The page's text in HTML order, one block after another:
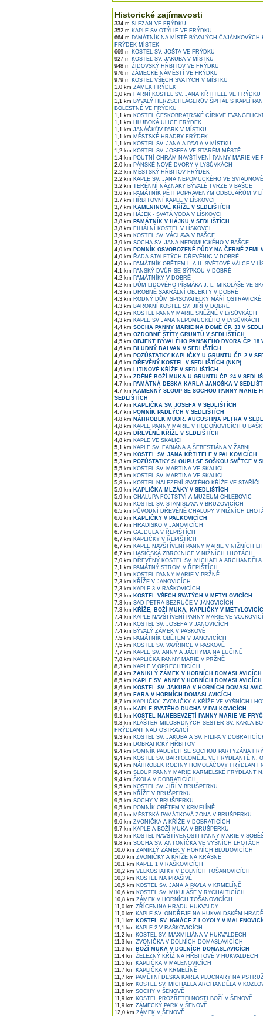
Historické zajímavosti
334 m SLEZAN VE FRÝDKU
352 m KAPLE SV OTÝLIE VE FRÝDKU
664 m PAMÁTNÍK NA MÍSTĚ BÝVALÝCH ČAJÁNKOVÝCH
FRÝDEK-MÍSTEK
669 m KOSTEL SV. JOŠTA VE FRÝDKU
927 m KOSTEL SV. JAKUBA V MÍSTKU
948 m ŽIDOVSKÝ HŘBITOV VE FRÝDKU
976 m ZÁMECKÉ NÁMĚSTÍ VE FRÝDKU
979 m KOSTEL VŠECH SVATÝCH V MÍSTKU
1,0 km ZÁMEK FRÝDEK
1,0 km FARNÍ KOSTEL SV. JANA KŘTITELE VE FRÝDKU
1,1 km BÝVALÝ HERZSCHLÁGERŮV ŠPITÁL S KAPLÍ
BOLESTNÉ VE FRÝDKU
1,1 km KOSTEL ČESKOBRATRSKÉ CÍRKVE
1,1 km HLUBOKÁ ULICE FRÝDEK
1,1 km JANÁČKŮV PARK V MÍSTKU
1,1 km MĚSTSKÉ HRADBY FRÝDEK
1,1 km KOSTEL SV. JANA A PAVLA V MÍSTKU
1,2 km KOSTEL SV. JOSEFA VE STARÉM MĚSTĚ
1,4 km POUTNÍ CHRÁM NAVŠTÍVENÍ PANNY MARIE VE
2,0 km PÁNSKÉ NOVÉ DVORY V LYSŮVKÁCH
2,2 km MĚSTSKÝ HŘBITOV FRÝDEK
2,2 km KAPLE SV. JANA NEPOMUCKÉHO VE SVIADNOVĚ
3,2 km TERÉNNÍ NÁZNAKY BÝVALÉ TVRZE V BAŠCE
3,6 km PAMÁTNÍK PĚTI POPRAVENÝM ODBOJÁŘŮM V
3,7 km HŘBITOVNÍ KAPLE V LÍSKOVCI
3,7 km KAMENINOVÉ KŘÍŽE V SEDLIŠTÍCH
3,8 km HÁJEK - SVATÁ VODA V LÍSKOVCI
3,8 km PAMÁTNÍK V HÁJKU V SEDLIŠTÍCH
3,8 km FILIÁLNÍ KOSTEL V LÍSKOVCI
3,9 km KOSTEL SV. VÁCLAVA V BAŠCE
3,9 km SOCHA SV. JANA NEPOMUCKÉHO V BAŠCE
4,0 km POMNÍK OSVOBOZENÉ PŮDY NA ČERNÉ ZEMI
4,0 km ŘADA STALETÝCH DŘEVĚNIC V DOBRÉ
4,0 km PAMÁTNÍK OBĚTEM I. A II. SVĚTOVÉ VÁLCE V
4,1 km PANSKÝ DVŮR SE SÝPKOU V DOBRÉ
4,2 km PAMÁTNÍKY V DOBRÉ
4,2 km DŮM LIDOVÉHO PÍSMÁKA J. L. MIKOLÁŠE VE
4,3 km DROBNÉ SAKRÁLNÍ OBJEKTY V DOBRÉ
4,3 km RODNÝ DŮM SPISOVATELKY MÁŘÍ
4,3 km BAROKNÍ KOSTEL SV. JIŘÍ V DOBRÉ
4,3 km KOSTEL PANNY MARIE SNĚŽNÉ V LYSŮVKÁCH
4,3 km KAPLE SV JANA NEPOMUCKÉHO V LYSŮVKÁCH
4,4 km SOCHA PANNY MARIE NA DOMĚ ČP. 33 V
4,5 km OZDOBNÉ ŠTÍTY GRUNTŮ V SEDLIŠTÍCH
4,5 km OBJEKT BÝVALÉHO PANSKÉHO DVORA ČP. 18
4,6 km BLUDNÝ BALVAN V SEDLIŠTÍCH
4,6 km POZŮSTATKY KAPLIČKY U GRUNTU ČP. 2 V
4,6 km DŘEVĚNÝ KOSTEL V SEDLIŠTÍCH (NKP)
4,6 km LITINOVÉ KŘÍŽE V SEDLIŠTÍCH
4,7 km ZDĚNÉ BOŽÍ MUKA U GRUNTU ČP. 24 V
4,7 km PAMÁTNÁ DESKA KARLA JANOŠKA V
4,7 km KAMENNÝ SLOUP SE SOCHOU PANNY MARIE
SEDLIŠTÍCH
4,7 km KAPLIČKA SV. JOSEFA V SEDLIŠTÍCH
4,7 km POMNÍK PADLÝCH V SEDLIŠTÍCH
4,8 km NÁHROBEK MUDR. AUGUSTINA PETRA V
4,8 km KAPLE PANNY MARIE V HODOŇOVICÍCH U
4,8 km DŘEVĚNÉ KŘÍŽE V SEDLIŠTÍCH
4,8 km KAPLE VE SKALICI
5,1 km KAPLE SV. FABIÁNA A ŠEBESTIÁNA V ŽABNI
5,2 km KOSTEL SV. JANA KŘTITELE V PALKOVICÍCH
5,3 km POZŮSTATKY SLOUPU SE SOŠKOU SVĚTCE V
5,5 km KOSTEL SV. MARTINA VE SKALICI
5,5 km KOSTEL SV. MARTINA VE SKALICI
5,8 km KOSTEL NALEZENÍ SVATÉHO KŘÍŽE VE STAŘÍČI
5,9 km KAPLIČKA MLZÁKY V SEDLIŠTÍCH
5,9 km CHALUPA FOJTSTVÍ A MUZEUM CHLEBOVIC
6,0 km KOSTEL SV. STANISLAVA V BRUZOVICÍCH
6,5 km PŮVODNÍ DŘEVĚNÉ CHALUPY V NIŽNÍCH
6,6 km KAPLIČKY V PALKOVICÍCH
6,7 km HRADISKO V JANOVICÍCH
6,7 km GAJDULA V ŘEPIŠTÍCH
6,7 km KAPLIČKY V ŘEPIŠTÍCH
6,7 km KAPLE NAVŠTÍVENÍ PANNY MARIE V NIŽNÍCH
6,7 km HASIČSKÁ ZBROJNICE V NIŽNÍCH LHOTÁCH
7,0 km DŘEVĚNÝ KOSTEL SV. MICHAELA
7,1 km PAMÁTNÝ STROM V ŘEPIŠTÍCH
7,1 km KOSTEL PANNY MARIE V PRŽNĚ
7,3 km KŘÍŽE V JANOVICÍCH
7,3 km KAPLE 3 V RAŠKOVICÍCH
7,3 km KOSTEL VŠECH SVATÝCH V METYLOVICÍCH
7,3 km SAD PETRA BEZRUČE V JANOVICÍCH
7,3 km KŘÍŽE, BOŽÍ MUKA, KAPLIČKY V
7,4 km KAPLE NAVŠTÍVENÍ PANNY MARIE VE
7,4 km KOSTEL SV. JOSEFA V JANOVICÍCH
7,4 km BÝVALÝ ZÁMEK V PASKOVĚ
7,5 km PAMÁTNÍK OBĚTEM V JANOVICÍCH
7,5 km KOSTEL SV. VAVŘINCE V PASKOVĚ
7,7 km KAPLE SV. ANNY A JÁCHYMA NA LUČINĚ
7,8 km KAPLIČKA PANNY MARIE V PRŽNĚ
8,3 km KAPLE V OPRECHTICÍCH
8,4 km ZANIKLÝ ZÁMEK V HORNÍCH DOMASLAVICÍCH
8,5 km KAPLE SV. ANNY V HORNÍCH DOMASLAVICÍCH
8,6 km KOSTEL SV. JAKUBA V HORNÍCH
8,6 km FARA V HORNÍCH DOMASLAVICÍCH
8,7 km KAPLIČKY, ZVONIČKY A KŘÍŽE VE VYŠNÍCH
8,9 km KAPLE SVATÉHO DUCHA V PALKOVICÍCH
9,1 km KOSTEL NANEBEVZETÍ PANNY MARIE VE
9,3 km KLÁŠTER MILOSRDNÝCH SESTER SV. KARLA
FRÝDLANT NAD OSTRAVICÍ
9,3 km KOSTEL SV. JAKUBA A SV. FILIPA V
9,3 km DOBRATICKÝ HŘBITOV
9,4 km POMNÍK PADLÝCH SE SOCHOU PARTYZÁNA
9,4 km KOSTEL SV. BARTOLOMĚJE VE FRÝDLANTĚ N.
9,4 km NÁHROBEK RODINY HOMOLÁČOVY FRÝDLANT
9,4 km SLOUP PANNY MARIE KARMELSKÉ FRÝDLANT
9,4 km ŠKOLA V DOBRATICÍCH
9,5 km KOSTEL SV. JIŘÍ V BRUŠPERKU
9,5 km KŘÍŽE V BRUŠPERKU
9,5 km SOCHY V BRUŠPERKU
9,5 km POMNÍK OBĚTEM V KRMELÍNĚ
9,6 km MĚSTSKÁ PAMÁTKOVÁ ZONA V BRUŠPERKU
9,6 km ZVONIČKA A KŘÍŽE V DOBRATICÍCH
9,7 km KAPLE A BOŽÍ MUKA V BRUŠPERKU
9,8 km KOSTEL NAVŠTÍVENOSTI PANNY MARIE V
9,8 km SOCHA SV. ANTONÍČKA VE VYŠNÍCH LHOTÁCH
10,0 km ZANIKLÝ ZÁMEK V HORNÍCH BLUDOVICÍCH
10,0 km ZVONIČKY A KŘÍŽE NA KRÁSNÉ
10,1 km KAPLE 1 V RAŠKOVICÍCH
10,2 km VELKOSTATKY V DOLNÍCH TOŠANOVICÍCH
10,3 km KOSTEL NA PRAŠIVÉ
10,5 km KOSTEL SV. JANA A PAVLA V KRMELÍNĚ
10,6 km KOSTEL SV. MIKULÁŠE V RYCHALTICÍCH
10,8 km ZÁMEK V HORNÍCH TOŠANOVICÍCH
11,0 km ZŘÍCENINA HRADU HUKVALDY
11,0 km KAPLE SV. ONDŘEJE NA HUKVALDSKÉM HRADĚ
11,1 km KOSTEL SV. IGNÁCE Z LOYOLY V
11,1 km KAPLE 2 V RAŠKOVICÍCH
11,2 km KOSTEL SV. MAXMILIÁNA V HUKVALDECH
11,3 km ZVONIČKA V DOLNÍCH DOMASLAVICÍCH
11,3 km BOŽÍ MUKA V DOLNÍCH DOMASLAVICÍCH
11,4 km ŽELEZNÝ KŘÍŽ NA HŘBITOVĚ V HUKVALDECH
11,5 km KAPLIČKA V MALENOVICÍCH
11,7 km KAPLIČKA V KRMELÍNĚ
11,7 km PAMĚTNÍ DESKA KARLA PLUCNARY NA
11,8 km KOSTEL SV. MICHAELA ARCHANDĚLA V
11,8 km SOCHY V ŠENOVĚ
11,9 km KOSTEL PROZŘETELNOSTI BOŽÍ V ŠENOVĚ
11,9 km ZÁMECKÝ PARK V ŠENOVĚ
12,0 km ZÁMEK V ŠENOVĚ